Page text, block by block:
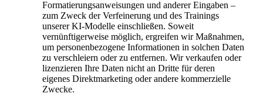
Formatierungsanweisungen und anderer Eingaben –
zum Zweck der Verfeinerung und des Trainings
unserer KI-Modelle einschließen. Soweit
vernünftigerweise möglich, ergreifen wir Maßnahmen,
um personenbezogene Informationen in solchen Daten
zu verschleiern oder zu entfernen. Wir verkaufen oder
lizenzieren Ihre Daten nicht an Dritte für deren
eigenes Direktmarketing oder andere kommerzielle
Zwecke.